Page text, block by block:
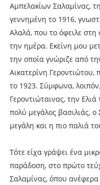
Αμπελακίων Σαλαμίνας,
γεννημένη το 1916,
Αλαλά, που το όφειλε
την ημέρα. Εκείνη μου
την οποία γνώριζε από
Αικατερίνη Γεροντιώτου,
το 1923. Σύμφωνα,
Γεροντιώταινας, την
πολύ μεγάλος βασιλιάς, ο
μεγάλη και η πιο παλιά
Τότε είχα γράψει ένα
παράδοση, στο πρώτο
Σαλαμίνας, όπου